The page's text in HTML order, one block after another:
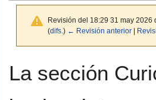
Revisión del 18:29 31 may 2026
(difs. ) ← Revisión anterior|
La sección